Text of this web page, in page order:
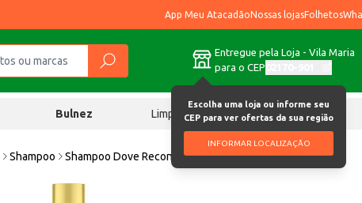
App Meu AtacadãoNossas lojasFolhetos
Entregue pela Loja - Vila Maria
para o CEP
Escolha uma loja ou informe seu
CEP para ver ofertas da sua região
INFORMAR LOCALIZAÇÃO
Bulnez Limpeza Chocolates
Shampoo Shampoo Dove Reconstrução 670ml